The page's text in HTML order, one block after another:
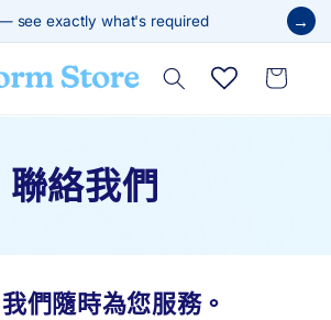
see exactly what's required →
購
物
聯絡我們
們隨時為您服務。